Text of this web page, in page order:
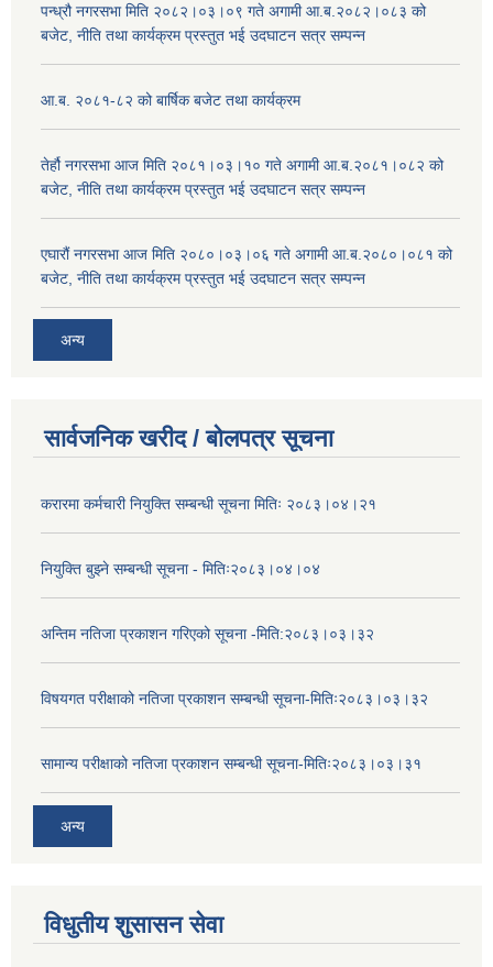
पन्ध्रौ नगरसभा मिति २०८२।०३।०९ गते अगामी आ.ब.२०८२।०८३ को
बजेट, नीति तथा कार्यक्रम प्रस्तुत भई उदघाटन सत्र सम्पन्न
आ.ब. २०८१-८२ को बार्षिक बजेट तथा कार्यक्रम
तेर्हौ नगरसभा आज मिति २०८१।०३।१० गते अगामी आ.ब.२०८१।०८२ को
बजेट, नीति तथा कार्यक्रम प्रस्तुत भई उदघाटन सत्र सम्पन्न
एघारौं नगरसभा आज मिति २०८०।०३।०६ गते अगामी आ.ब.२०८०।०८१ को
बजेट, नीति तथा कार्यक्रम प्रस्तुत भई उदघाटन सत्र सम्पन्न
अन्य
सार्वजनिक खरीद / बोलपत्र सूचना
करारमा कर्मचारी नियुक्ति सम्बन्धी सूचना मितिः २०८३।०४।२१
नियुक्ति बुझ्ने सम्बन्धी सूचना - मितिः२०८३।०४।०४
अन्तिम नतिजा प्रकाशन गरिएको सूचना -मिति:२०८३।०३।३२
विषयगत परीक्षाको नतिजा प्रकाशन सम्बन्धी सूचना-मितिः२०८३।०३।३२
सामान्य परीक्षाको नतिजा प्रकाशन सम्बन्धी सूचना-मितिः२०८३।०३।३१
अन्य
विधुतीय शुसासन सेवा